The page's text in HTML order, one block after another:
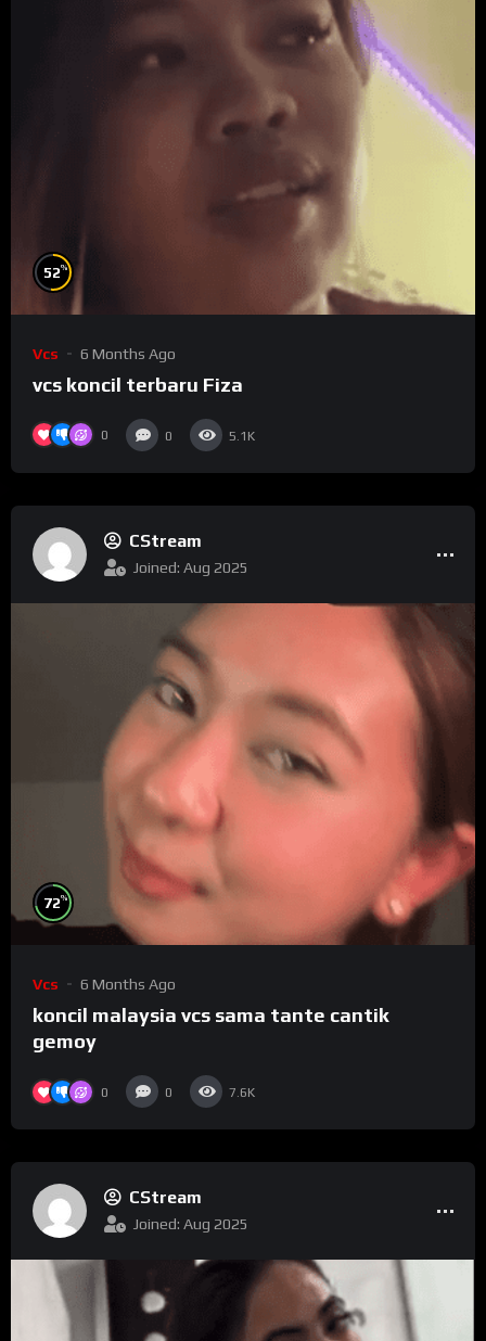
52%
Vcs 6 Months Ago
vcs koncil terbaru Fiza
0 0 5.1K
CStream
Joined: Aug 2025
72%
Vcs 6 Months Ago
koncil malaysia vcs sama tante cantik
gemoy
0 0 7.6K
CStream
Joined: Aug 2025